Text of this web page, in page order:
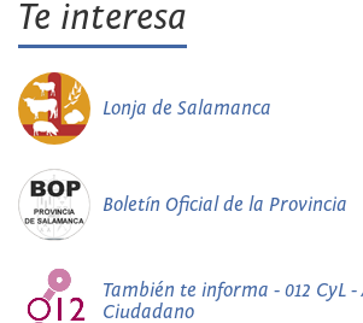
Te interesa
Lonja de Salamanca
Boletín Oficial de la Provincia
También te informa - 012 CyL
Ciudadano